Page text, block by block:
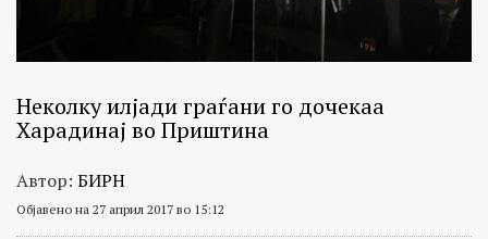
Неколку илјади граѓани го дочекаа
Харадинај во Приштина
Автор: БИРН
Објавено на 27 април 2017 во 15:12